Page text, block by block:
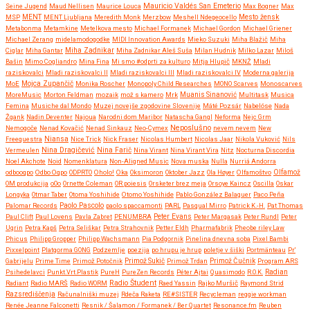
Seine Jugend Maud Nellisen Maurice Louca Mauricio Valdés San Emeterio Max Bogner Max
MSP MENT MENT Ljubljana Meredith Monk Merzbow Meshell Ndegeocello Mesto žensk
Metabonma Metamkine Metelkova mesto Michael Formanek Michael Gordon Michael Griener
Michael Zerang midelamodogodke MIDI Innovation Awards Mieko Suzuki Miha Blažič Miha
Ciglar Miha Gantar Miha Zadnikar Miha Zadnikar Aleš Suša Milan Hudnik Milko Lazar Miloš
Bašin Mimo Cogliandro Mina Fina Mi smo #odprti za kulturo Mitja Hlupič MKNŽ Mladi
raziskovalci Mladi raziskovalci II Mladi raziskovalci III Mladi raziskovalci IV Moderna galerija
MoE Mojca Zupančič Monika Roscher Monopoly Child Researches MONO Scarves Monoscarves
MoreMusic Morton Feldman mozaik mož s kamero Mrk Muanis Sinanović Multitask Musica
Femina Musiche dal Mondo Muzej novejše zgodovine Slovenije Máté Pozsár Nabelóse Nada
Žgank Nadin Deventer Najoua Narodni dom Maribor Natascha Gangl Neforma Nejc Grm
Nemogoče Nenad Kovačić Nenad Sinkauz Neo-Cymex Neposlušno nevem nevem New
Freequestra Niansa Nice Trick Nick Fraser Nicolas Humbert Nicolas Jaar Nikola Vuković Nils
Vermeulen Nina Dragičević Nina Farič Nina Virant Nina Virant Vira Nitz Nocturna Discordia
Noel Akchote Noid Nomenklatura Non-Aligned Music Nova muska Nulla Nurriá Andorra
odbooqpo Odbo Oqpo ODPRTO Oholo! Oka Oksimoron Oktober Jazz Ola Høyer Olfamoštvo Olfamož
OM produkcija oOo Ornette Coleman OR poiesis Orsketer brez meja Orsoye Kaincz Oscilla Oskar
Longyka Otmar Taber Otoma Yoshihide Otomo Yoshihide Pablo González Balaguer Paco Peña
Palomar Records Paolo Pascolo paolo spaccamonti PARL Pasqual Mirro Patrick K.-H.
Pat Thomas
Paul Clift Paul Lovens Pavla Zabret PENUMBRA Peter Evans Peter Margasak Peter Rundl Peter
Ugrin Petra Kapš Petra Seliškar Petra Strahovnik Petter Eldh Pharmafabrik Pheobe riley Law
Phicus Philipp Gropper Philipp Wachsmann Pia Podgornik Pinelina dnevna soba Pixel Bambi
Pixxelpoint Platgorma GONG Podzemlje poezija po hrupu je hrup poletje v šiški Portmänteau Pr'
Gabrijelu Prime Time Primož Potočnik Primož Sukič Primož Trdan Primož Čučnik Program ARS
Psihedelavci Punkt.Vrt.Plastik PureH PureZen Records Péter Ajtai Quasimodo R.O.K.
Radian
Radiant Radio MARŠ Radio WORM Radio Študent Raed Yassin Rajko Muršič Raymond Strid
Razsrediščenja Računalniški muzej Rdeča Raketa RE#SISTER Recycleman reggie workman
Renée Jeanne Falconetti Resnik / Šalamon / Formanek / Ber Quartet Resonance.fm Reuben